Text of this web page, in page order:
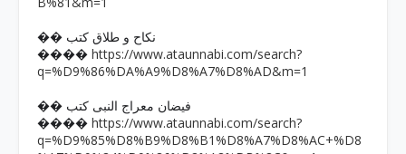
�� نکاح و طلاق کتب
���� https://www.ataunnabi.com/search?
q=%D9%86%DA%A9%D8%A7%D8%AD&m=1
�� فیضان معراج النبی کتب
���� https://www.ataunnabi.com/search?
q=%D9%85%D8%B9%D8%B1%D8%A7%D8%AC+%D8